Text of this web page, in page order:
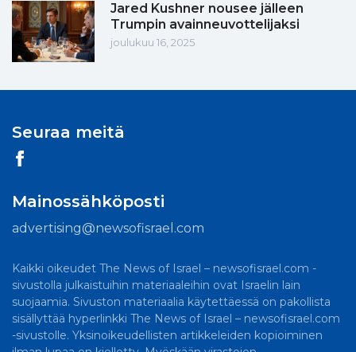
Jared Kushner nousee jälleen
Trumpin avainneuvottelijaksi
joulukuu 16, 2025
Seuraa meitä
Mainossähköposti
advertising@newsofisrael.com
Kaikki oikeudet The News of Israel – newsofisrael.com -
sivustolla julkaistuihin materiaaleihin ovat Israelin lain
suojaamia. Sivuston materiaalia käytettäessä on pakollista
sisällyttää hyperlinkki The News of Israel – newsofisrael.com
-sivustolle. Yksinoikeudellisten artikkeleiden kopioiminen